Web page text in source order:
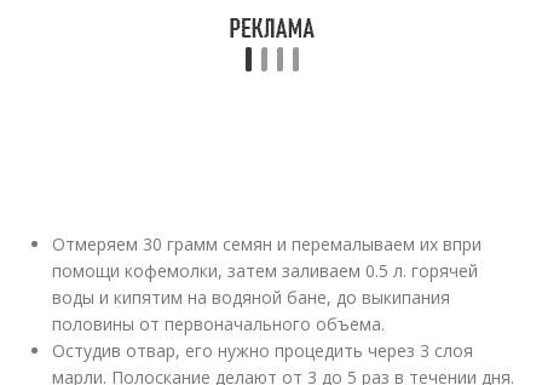
Отмеряем 30 грамм семян и перемалываем их впри
помощи кофемолки, затем заливаем 0.5 л. горячей
воды и кипятим на водяной бане, до выкипания
половины от первоначального объема.
Остудив отвар, его нужно процедить через 3 слоя
марли. Полоскание делают от 3 до 5 раз в течении дня.